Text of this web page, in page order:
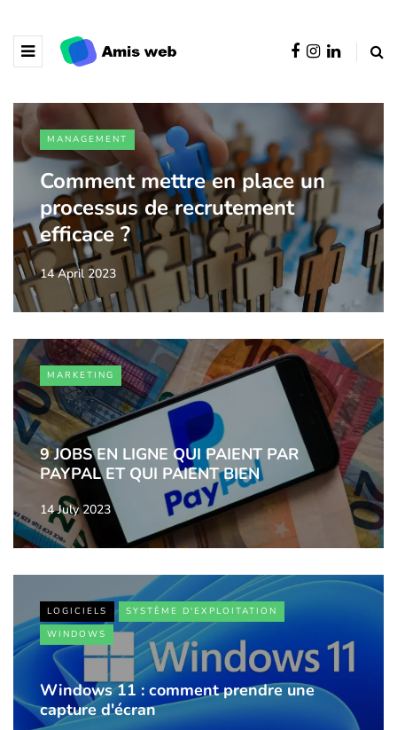
MANAGEMENT
Comment mettre en place un
processus de recrutement
efficace ?
14 April 2023
MARKETING
9 JOBS EN LIGNE QUI PAIENT PAR
PAYPAL ET QUI PAIENT BIEN
14 July 2023
LOGICIELS
SYSTÈME D'EXPLOITATION
WINDOWS
Windows 11 : comment prendre une
capture d'écran